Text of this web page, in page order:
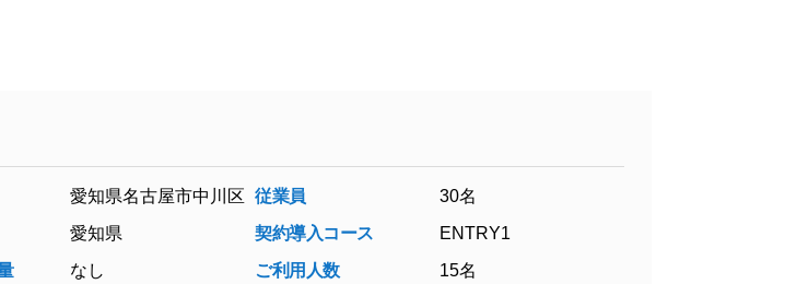
愛知県名古屋市中川区 従業員
30名
愛知県 契約導入コース
ENTRY1
なし ご利用人数
15名